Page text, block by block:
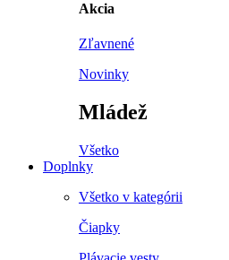
Akcia
Zľavnené
Novinky
Mládež
Všetko
Doplnky
Všetko v kategórii
Čiapky